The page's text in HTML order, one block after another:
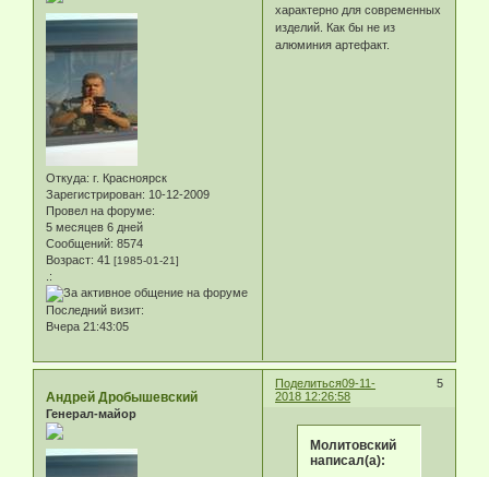
Откуда: г. Красноярск
Зарегистрирован: 10-12-2009
Провел на форуме:
5 месяцев 6 дней
Сообщений: 8574
Возраст: 41 [1985-01-21]
.:
Последний визит:
Вчера 21:43:05
характерно для современных
изделий. Как бы не из
алюминия артефакт.
Поделиться 5
09-11-
2018 12:26:58
Андрей Дробышевский
Генерал-майор
Молитовский
написал(а):